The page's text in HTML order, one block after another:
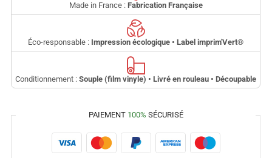
Made in France : Fabrication Française
Éco-responsable : Impression écologique • Label imprim'Vert®
Conditionnement : Souple (film vinyle) • Livré en rouleau • Découpable
PAIEMENT 100% SÉCURISÉ